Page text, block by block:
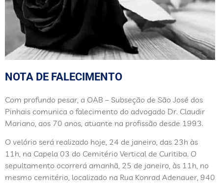
NOTA DE FALECIMENTO
Com profundo pesar, a OAB – Subseção de São José dos
Pinhais comunica o falecimento do advogado Dr. Claudir
Mariano, aos 70 anos, atuante na profissão desde 1993.
O velório será realizado hoje, 24 de janeiro, das 23h às
11h, na Capela 03 do Cemitério Vertical de Curitiba. O
sepultamento ocorrerá amanhã, 25 de janeiro, às 11h, no
mesmo cemitério, localizado na Rua Konrad Adenauer, 940